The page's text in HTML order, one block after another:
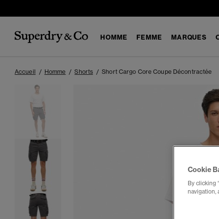
HOMME FEMME MARQUES
Accueil Homme Shorts Short Cargo Core Coupe Décontractée
Cookie
By clicking
navigation,